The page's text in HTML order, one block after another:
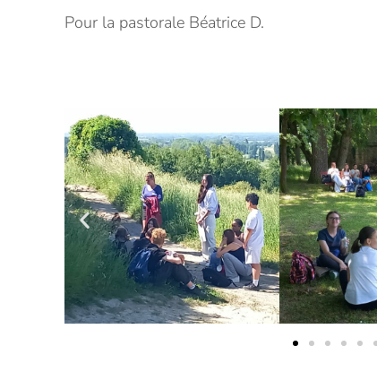
Pour la pastorale Béatrice D.